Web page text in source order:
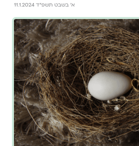
א׳ בשבט תשפ״ד 11.1.2024